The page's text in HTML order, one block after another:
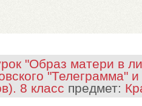
"Образ матери в
"Телеграмма"
8 класс предмет: